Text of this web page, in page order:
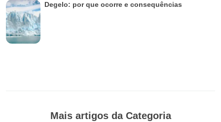
Degelo: por que ocorre e consequências
Mais artigos da Categoria